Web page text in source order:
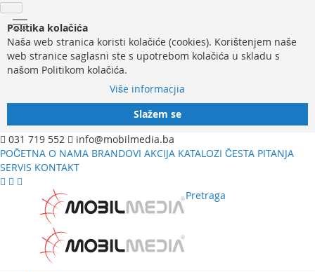
Politika kolačića
Naša web stranica koristi kolačiće (cookies). Korištenjem naše
web stranice saglasni ste s upotrebom kolačića u skladu s
našom Politikom kolačića.
Više informacjia
Slažem se
031 719 552
info@mobilmedia.ba
POČETNA O NAMA BRANDOVI AKCIJA KATALOZI ČESTA PITANJA
SERVIS KONTAKT
Pretraga